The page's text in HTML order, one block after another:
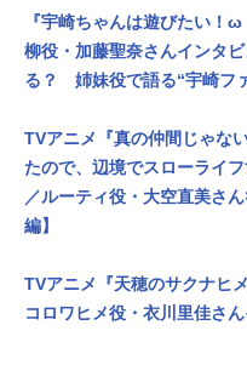
『宇崎ちゃんは遊びたい！
柳役・加藤聖奈さんインタ
る？ 姉妹役で語る“宇崎フ
TVアニメ『真の仲間じゃな
たので、辺境でスローライ
／ルーティ役・大空直美さ
編】
TVアニメ『天穂のサクナヒ
コロワヒメ役・衣川里佳さ